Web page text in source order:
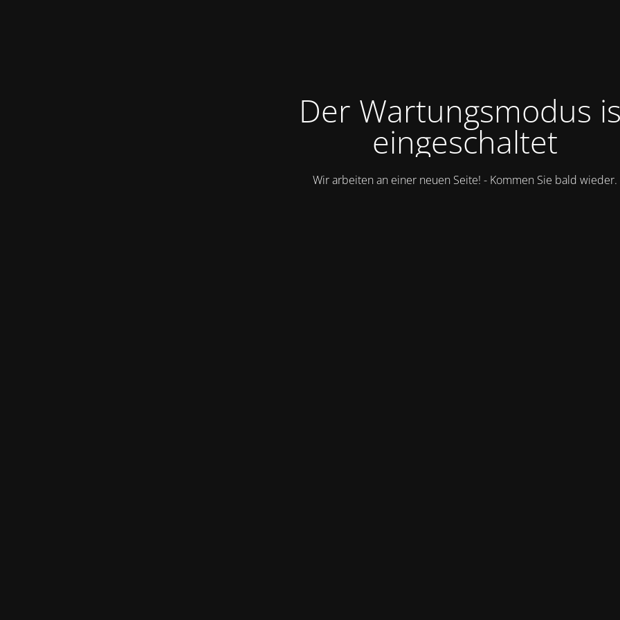
Der Wartungsmodus
eingeschaltet
Wir arbeiten an einer neuen Seite! - Kommen Sie bald wieder.